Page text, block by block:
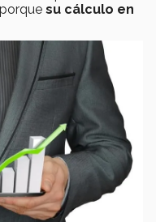
, porque su cálculo en